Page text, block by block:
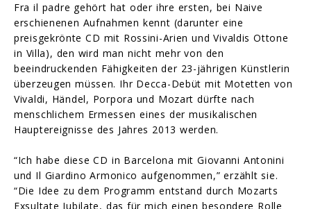
Fra il padre gehört hat oder ihre ersten, bei Naive
erschienenen Aufnahmen kennt (darunter eine
preisgekrönte CD mit Rossini-Arien und Vivaldis Ottone
in Villa), den wird man nicht mehr von den
beeindruckenden Fähigkeiten der 23-jährigen Künstlerin
überzeugen müssen. Ihr Decca-Debüt mit Motetten von
Vivaldi, Händel, Porpora und Mozart dürfte nach
menschlichem Ermessen eines der musikalischen
Hauptereignisse des Jahres 2013 werden.
“Ich habe diese CD in Barcelona mit Giovanni Antonini
und Il Giardino Armonico aufgenommen,” erzählt sie.
“Die Idee zu dem Programm entstand durch Mozarts
Exsultate Jubilate, das für mich einen besondere Rolle